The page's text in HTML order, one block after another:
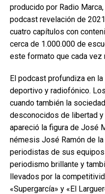
producido por Radio
podcast revelación de
cuatro capítulos con
cerca de 1.000.000 de
este formato que cada vez
El podcast profundiza en
deportivo y radiofónico.
cuando también la
desconocidos de libertad
apareció la figura de José
némesis José Ramón de
periodistas de sus
periodismo brillante y
llevados por la
«Supergarcía» y «El